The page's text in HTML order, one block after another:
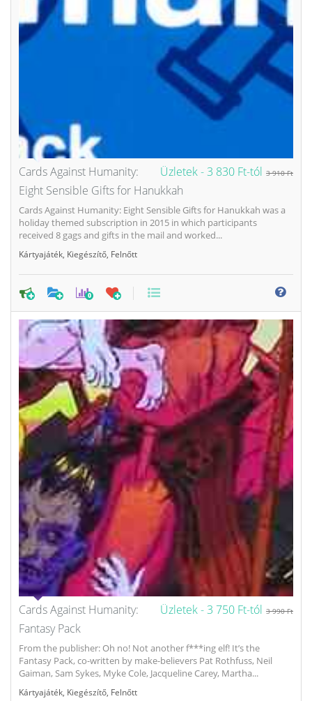
Üzletek -3 830 Ft-tól 3 910 Ft
Cards Against Humanity:
Eight Sensible Gifts for Hanukkah
Cards Against Humanity: Eight Sensible Gifts for Hanukkah was a
holiday themed subscription in 2015 in which participants
received 8 gags and gifts in the mail and worked...
Kártyajáték Kiegészítő Felnőtt
0
Üzletek -3 750 Ft-tól 3 990 Ft
Cards Against Humanity:
Fantasy Pack
From the publisher: Oh no! Not another f***ing elf! It’s the
Fantasy Pack, co-written by make-believers Pat Rothfuss, Neil
Gaiman, Sam Sykes, Myke Cole, Jacqueline Carey, Martha...
Kártyajáték Kiegészítő Felnőtt